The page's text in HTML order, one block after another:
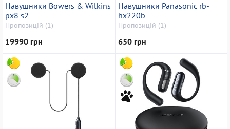
Навушники Bowers & Wilkins
px8 s2
Пропозицій (1)
19990 грн
Навушники Panasonic rb-
hx220b
Пропозицій (1)
650 грн